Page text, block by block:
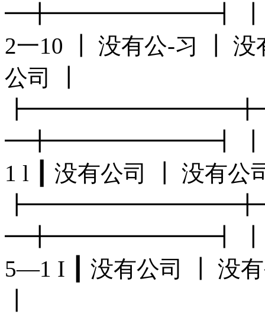
━╋━━━━━━━┫ ┃ 教
2一10 ┃ 没有公-习 ┃
公司 ┃
━╋━━━━━━━┫ ┃ 科
1 l ┃ 没有公司 ┃ 没有
━╋━━━━━━━┫ ┃ 鼗
5—1 I ┃ 没有公司 ┃ 没